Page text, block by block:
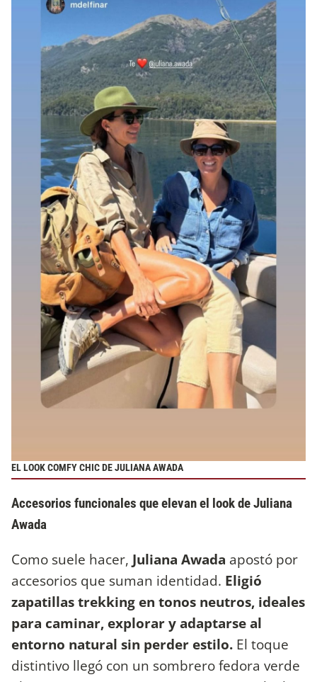
EL LOOK COMFY CHIC DE JULIANA AWADA
Accesorios funcionales que elevan el look de Juliana
Awada
Como suele hacer, Juliana Awada apostó por
accesorios que suman identidad. Eligió
zapatillas trekking en tonos neutros, ideales
para caminar, explorar y adaptarse al
entorno natural sin perder estilo. El toque
distintivo llegó con un sombrero fedora verde